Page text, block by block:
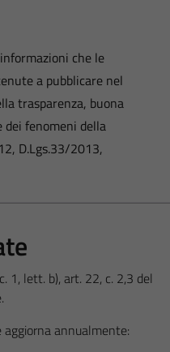
che le
a pubblicare nel
trasparenza, buona
fenomeni della
D.Lgs.33/2013,
1, lett. b), art. 22, c. 2,3 del
aggiorna annualmente: